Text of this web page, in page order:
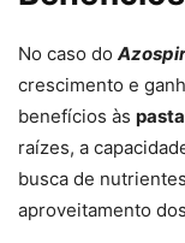
No caso do
crescimento e
benefícios às
raízes, a
busca de
aproveitamento